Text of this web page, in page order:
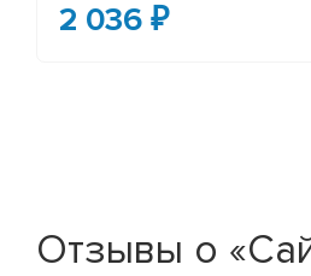
2 036 ₽
Отзывы о